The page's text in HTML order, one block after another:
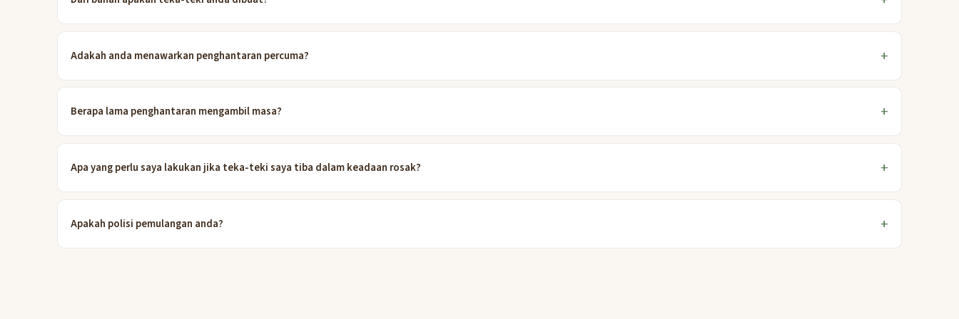
Adakah anda menawarkan penghantaran percuma?
Berapa lama penghantaran mengambil masa?
Apa yang perlu saya lakukan jika teka-teki saya tiba dalam keadaan rosak?
Apakah polisi pemulangan anda?